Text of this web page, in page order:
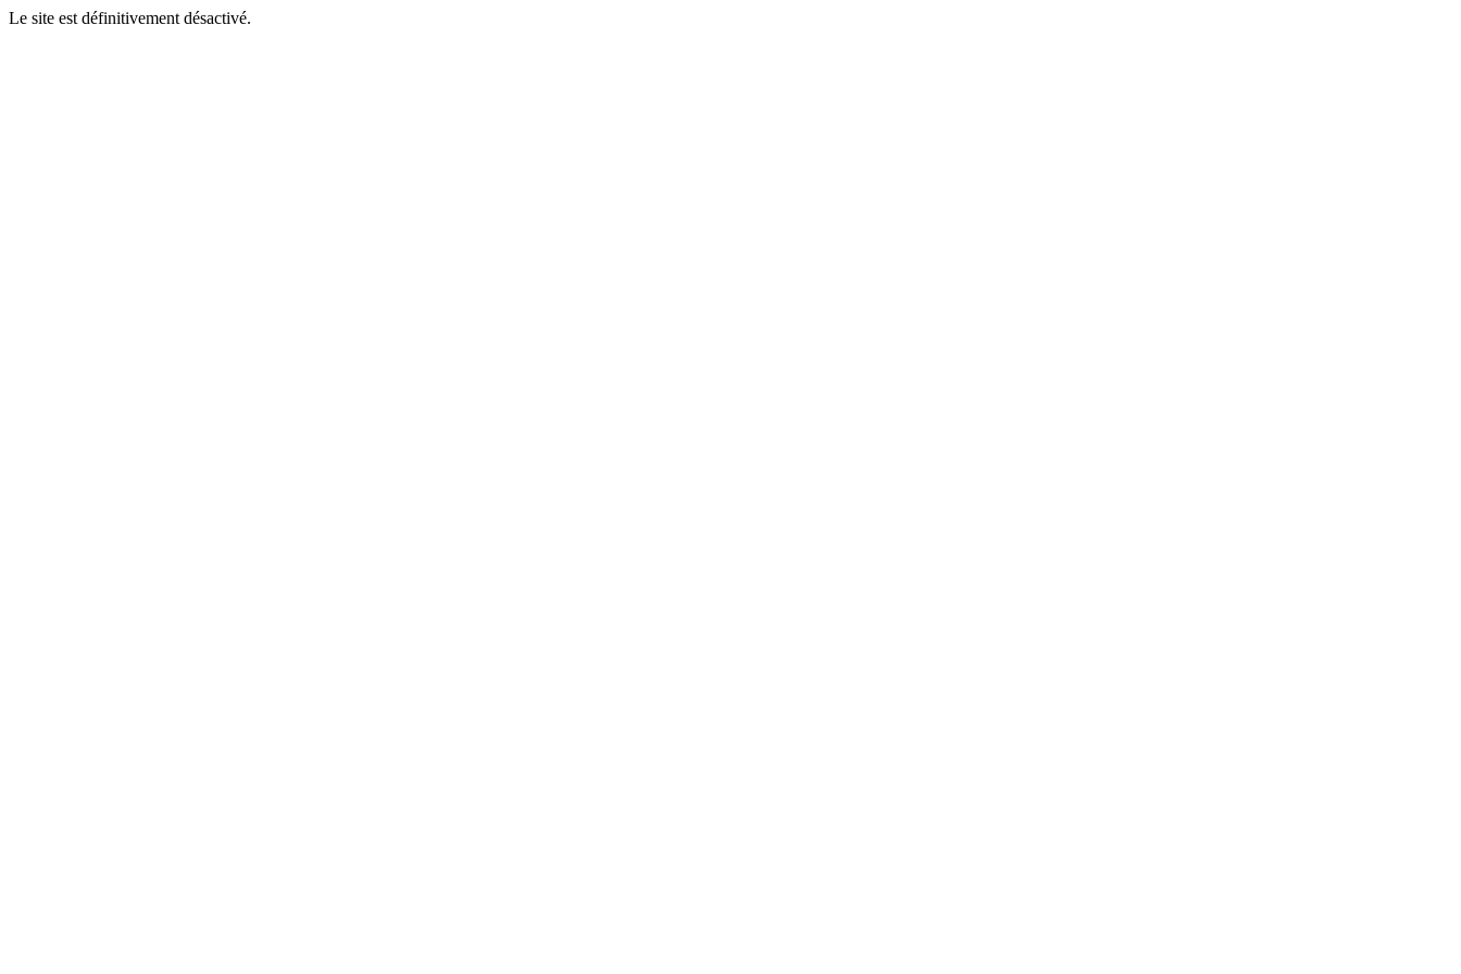
Le site est définitivement désactivé.